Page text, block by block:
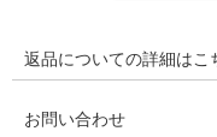
返品についての詳細はこ
お問い合わせ